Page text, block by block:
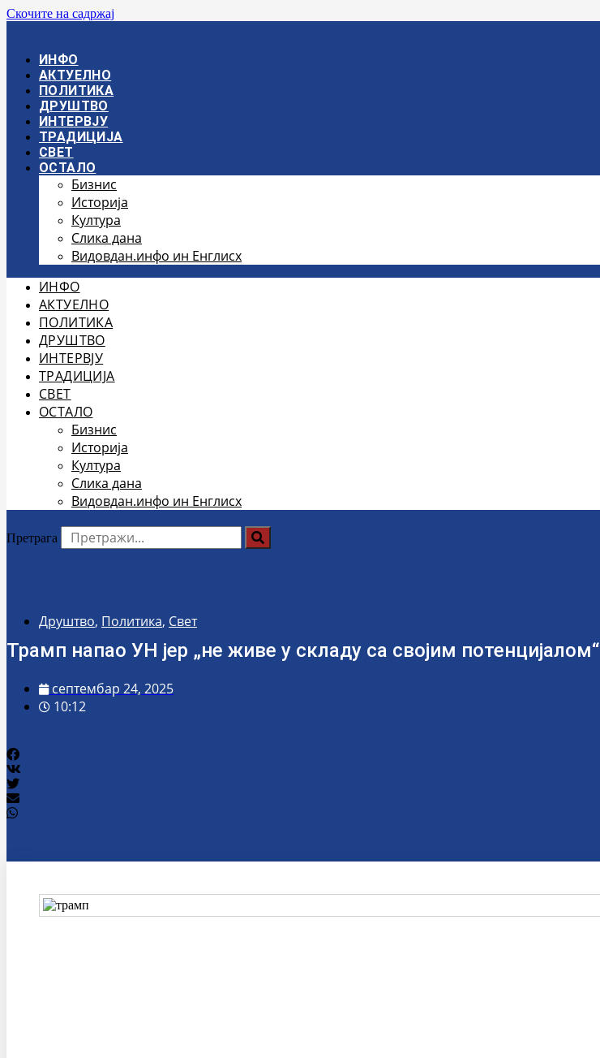
Скочите на садржај
ИНФО
АКТУЕЛНО
ПОЛИТИКА
ДРУШТВО
ИНТЕРВЈУ
ТРАДИЦИЈА
СВЕТ
ОСТАЛО
Бизнис
Историја
Култура
Слика дана
Видовдан.инфо ин Енглисх
ИНФО
АКТУЕЛНО
ПОЛИТИКА
ДРУШТВО
ИНТЕРВЈУ
ТРАДИЦИЈА
СВЕТ
ОСТАЛО
Бизнис
Историја
Култура
Слика дана
Видовдан.инфо ин Енглисх
Претрага
Друштво, Политика, Свет
Трамп напао УН јер „не живе у складу са својим потенцијалом“
септембар 24, 2025
10:12